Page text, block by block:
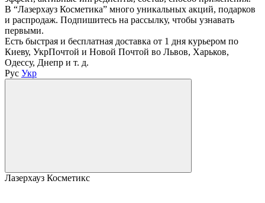
В “Лазерхауз Косметика” много уникальных акций, подарков
и распродаж. Подпишитесь на рассылку, чтобы узнавать
первыми.
Есть быстрая и бесплатная доставка от 1 дня курьером по
Киеву, УкрПочтой и Новой Почтой во Львов, Харьков,
Одессу, Днепр и т. д.
Рус Укр
Лазерхауз Косметикс